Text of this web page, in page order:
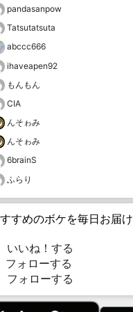
pandasanpow
Tatsutatsuta
abccc666
ihaveapen92
もんもん
CIA
んそゎみ
んそゎみ
6brainS
ふらり
すめのボケを毎日お届け
いいね！する
ォローする
フォローする